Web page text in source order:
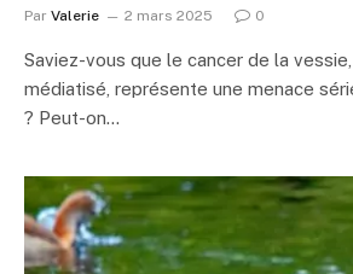
Par Valerie 2 mars 2025 0
Saviez-vous que le cancer de la
médiatisé, représente une menace
? Peut-on…